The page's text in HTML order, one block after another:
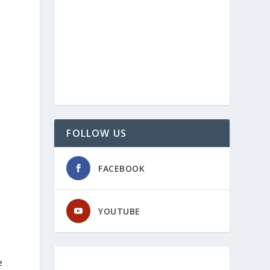
FOLLOW US
FACEBOOK
YOUTUBE